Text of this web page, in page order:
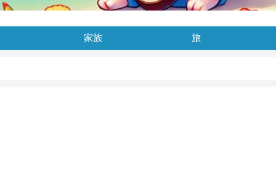
家族 旅